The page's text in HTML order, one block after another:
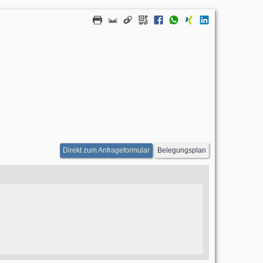
Direkt zum Anfrageformular Belegungsplan